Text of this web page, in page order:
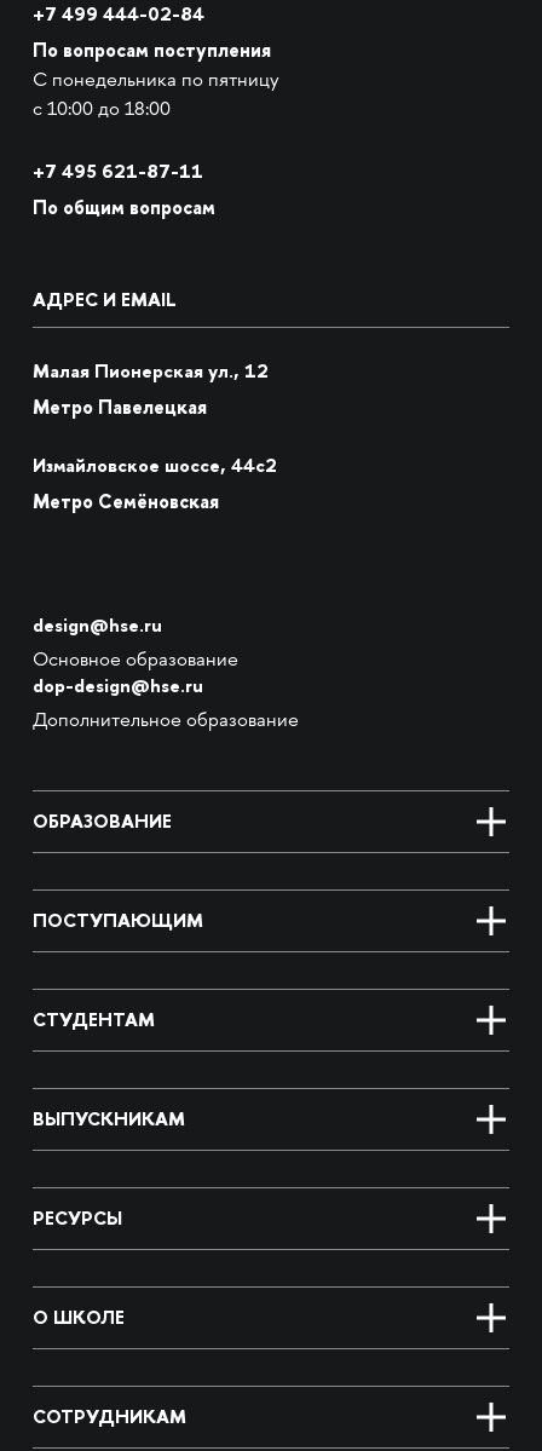
+7 499 444-02-84
По вопросам поступления
С понедельника по пятницу
с 10:00 до 18:00
+7 495 621-87-11
По общим вопросам
АДРЕС И EMAIL
Малая Пионерская ул., 12
Метро Павелецкая
Измайловское шоссе, 44с2
Метро Семёновская
design@hse.ru
Основное образование
dop-design@hse.ru
Дополнительное образование
ОБРАЗОВАНИЕ
ПОСТУПАЮЩИМ
СТУДЕНТАМ
ВЫПУСКНИКАМ
РЕСУРСЫ
О ШКОЛЕ
СОТРУДНИКАМ